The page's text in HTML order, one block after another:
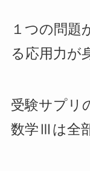
１つの問題
る応用力が
受験サプリ
数学Ⅲは全